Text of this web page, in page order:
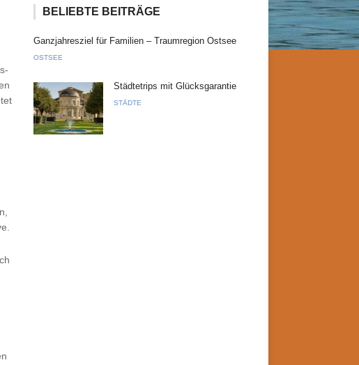
BELIEBTE BEITRÄGE
Ganzjahresziel für Familien – Traumregion Ostsee
OSTSEE
Städtetrips mit Glücksgarantie
STÄDTE